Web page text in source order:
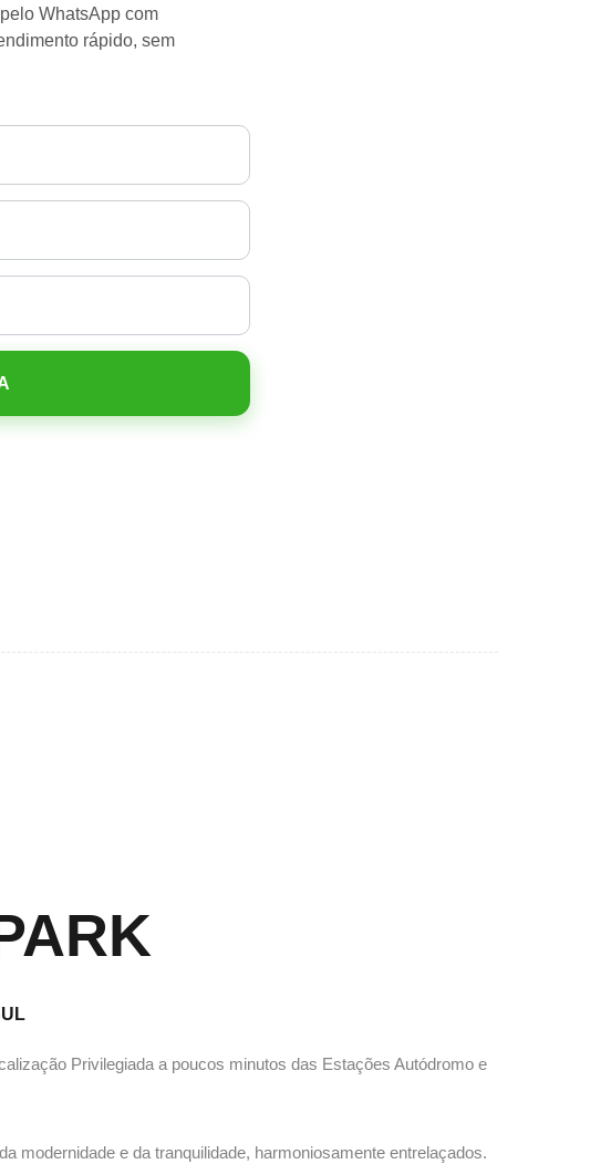
WhatsApp com
rápido, sem
Privilegiada a poucos minutos das Estações Autódromo e
modernidade e da tranquilidade, harmoniosamente entrelaçados.